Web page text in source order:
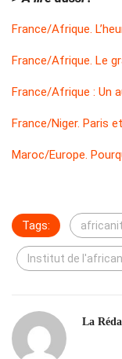
France/Afrique.
France/Afrique. Le
France/Afrique : Un
France/Niger. Paris
Maroc/Europe.
Tags:
Institut de
La